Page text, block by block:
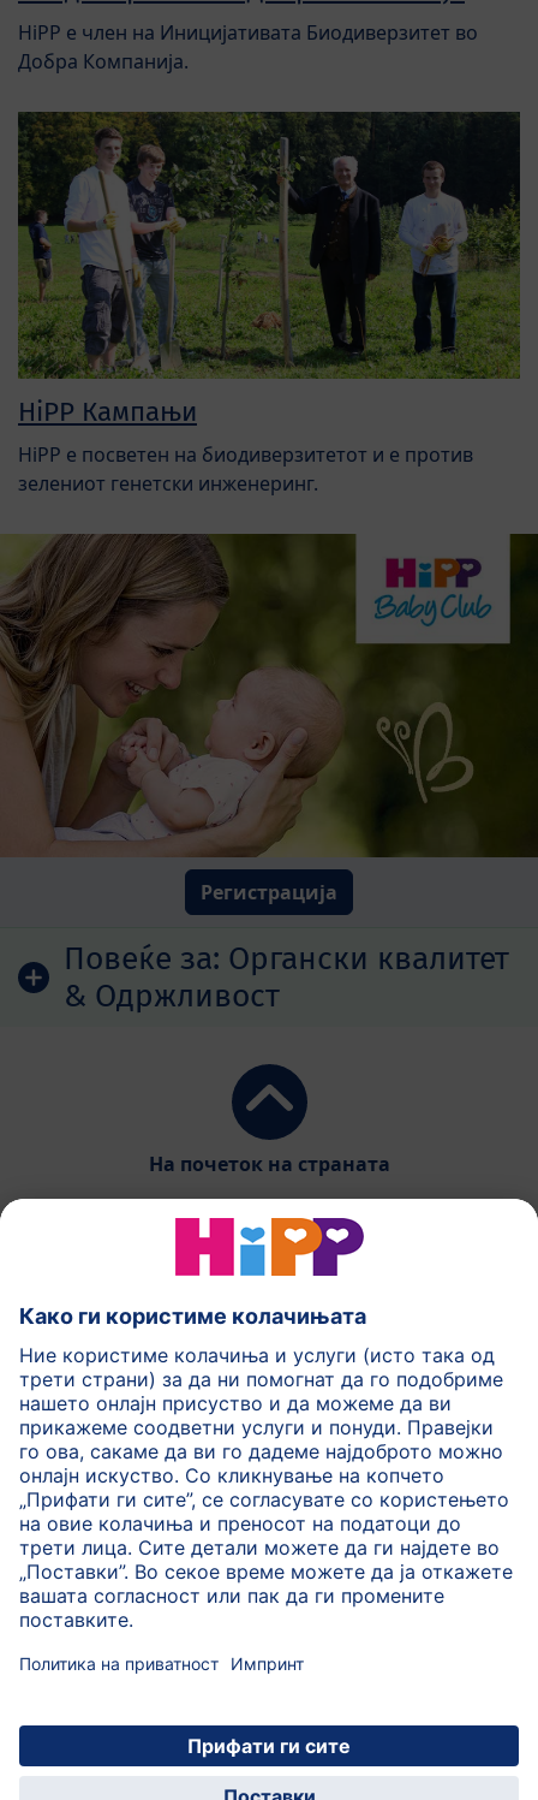
HiPP e член на Иницијативата Биодиверзитет во
Добра Компанија.
HiPP Кампањи
HiPP е посветен на биодиверзитетот и е против
зелениот генетски инженеринг.
Регистрација
Повеќе за: Органски квалитет
& Одржливост
На почеток на страната
HiPP Млечни формули
HiPP Храна за бебиња
HiPP за деца
HiPP Нега за кожа
HiPP Бременост
Политика на приватност
Услови на користење
Импринт
Повеќе за HiPP Контакт